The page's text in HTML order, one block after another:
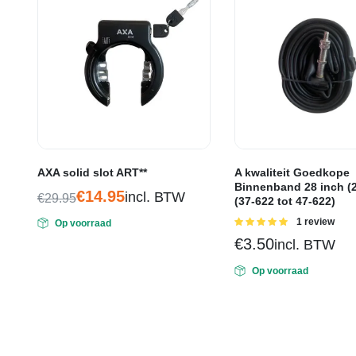
AXA solid slot ART**
€29.95
Oorspronkelijke
prijs
€14.95
Huidige
prijs
incl. BTW
Op voorraad
A kwaliteit Goedkope
Binnenband 28 inch
(37-622 tot 47-622)
Gewaardeerd
1 review
€3.50incl. BTW
Op voorraad